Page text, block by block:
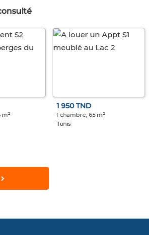
m²
1 950 TND
1 chambre, 65 m²
Tunis